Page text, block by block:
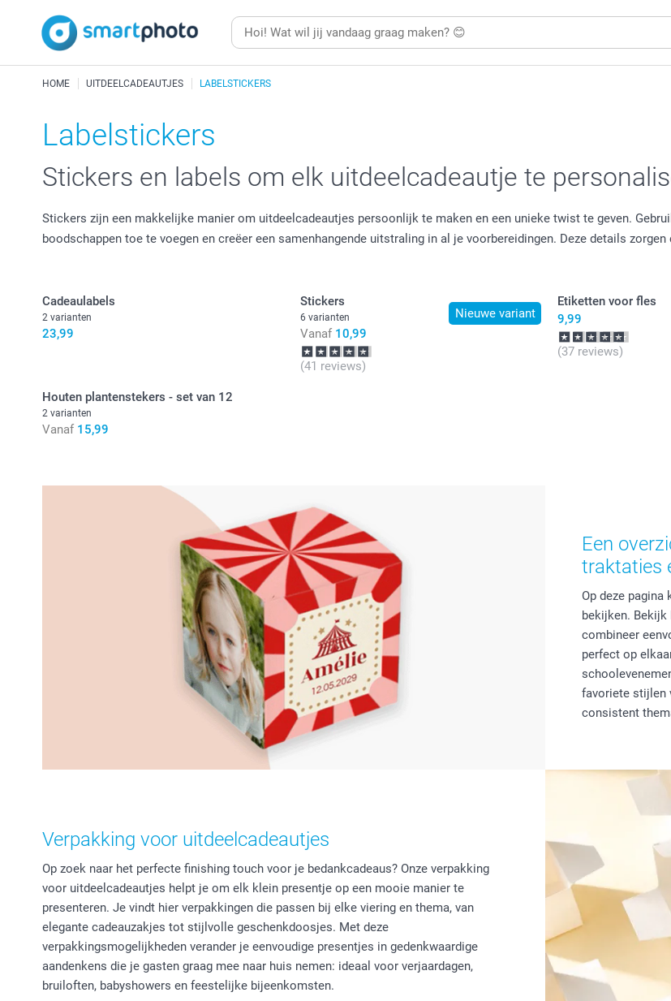
HOME UITDEELCADEAUTJES LABELSTICKERS
Labelstickers
Stickers en labels om elk uitdeelcadeautje te
Stickers zijn een makkelijke manier om uitdeelcadeautjes persoonlijk te maken en een unieke twist te geven.
boodschappen toe te voegen en creëer een samenhangende uitstraling in al je voorbereidingen. Deze details
Cadeaulabels
2 varianten
23,99
Nieuwe variant
Stickers
6 varianten
Vanaf 10,99
(41 reviews)
Etiketten voor fles
9,99
(37 reviews)
Houten plantenstekers - set van 12
2 varianten
Vanaf 15,99
Een
traktaties
Op deze pagina
bekijken. Bekijk
combineer
perfect op
favoriete stijlen
consistent
Verpakking voor uitdeelcadeautjes
Op zoek naar het perfecte finishing touch voor je bedankcadeaus? Onze verpakking
voor uitdeelcadeautjes helpt je om elk klein presentje op een mooie manier te
presenteren. Je vindt hier verpakkingen die passen bij elke viering en thema, van
elegante cadeauzakjes tot stijlvolle geschenkdoosjes. Met deze
verpakkingsmogelijkheden verander je eenvoudige presentjes in gedenkwaardige
aandenkens die je gasten graag mee naar huis nemen: ideaal voor verjaardagen,
bruiloften, babyshowers en feestelijke bijeenkomsten.